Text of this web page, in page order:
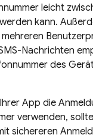
leicht
kann.
Nachrichten
des
App die
verwenden,
sichereren